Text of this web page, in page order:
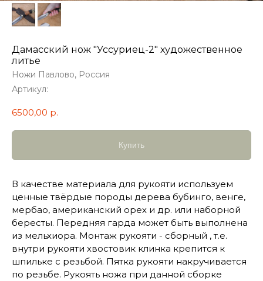
Дамасский нож "Уссуриец-2" художественное
литье
Ножи Павлово, Россия
Артикул:
6500,00 р.
Купить
В качестве материала для рукояти используем
ценные твёрдые породы дерева бубинго, венге,
мербао, американский орех и др. или наборной
бересты. Передняя гарда может быть выполнена
из мельхиора. Монтаж рукояти - сборный , т.е.
внутри рукояти хвостовик клинка крепится к
шпильке с резьбой. Пятка рукояти накручивается
по резьбе. Рукоять ножа при данной сборке